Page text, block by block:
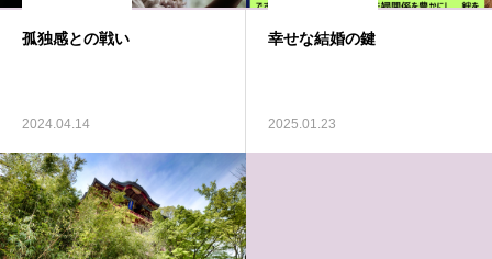
孤独感との戦い
2024.04.14
幸せな結婚の鍵
2025.01.23